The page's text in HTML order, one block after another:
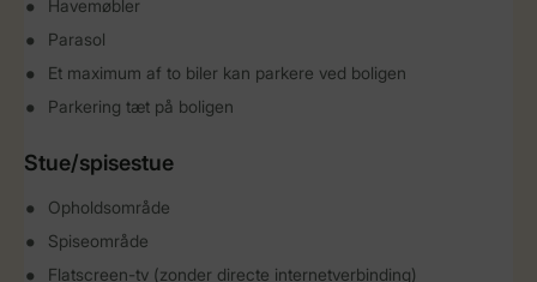
Havemøbler
Parasol
Et maximum af to biler kan parkere ved boligen
Parkering tæt på boligen
Stue/spisestue
Opholdsområde
Spiseområde
Flatscreen-tv (zonder directe internetverbinding)